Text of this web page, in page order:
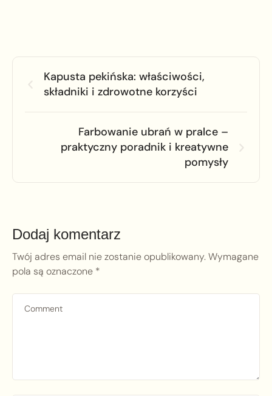
Kapusta pekińska: właściwości,
składniki i zdrowotne korzyści
Farbowanie ubrań w pralce –
praktyczny poradnik i kreatywne
pomysły
Dodaj komentarz
Twój adres email nie zostanie opublikowany.Wymagane
pola są oznaczone *